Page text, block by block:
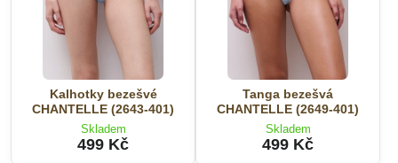
Kalhotky bezešvé
CHANTELLE (2643-401)
Skladem
499 Kč
Tanga bezešvá
CHANTELLE (2649-401)
Skladem
499 Kč